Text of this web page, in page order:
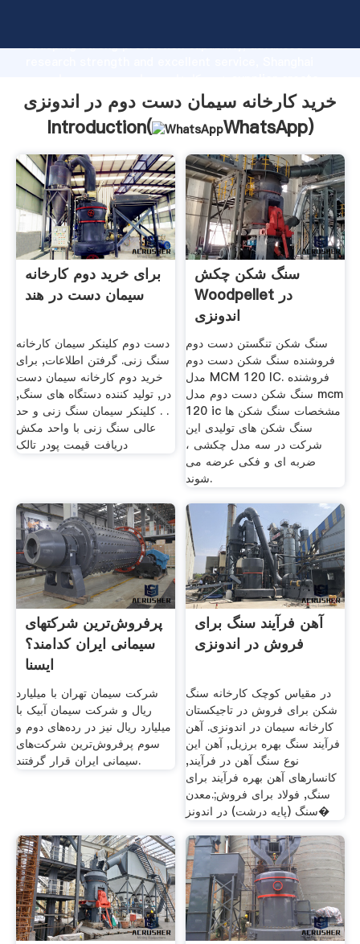
Grasping strong production capability, advanced
the value and bring values to all of customers.
خرید کارخانه سیمان دست دوم در اندونزی
Introduction(
WhatsApp)
برای خرید دوم کارخانه
سیمان دست در هند
دست دوم کلینکر سیمان کارخانه
سنگ زنی. گرفتن اطلاعات, برای
خرید دوم کارخانه سیمان دست
در, تولید کننده دستگاه های سنگ,
. . کلینکر سیمان سنگ زنی و حد
عالی سنگ زنی با واحد مکش
دریافت قیمت پودر تالک
سنگ شکن چکش
Woodpellet در
اندونزی
سنگ شکن تنگستن دست دوم
فروشنده سنگ شکن دست دوم
مدل MCM 120 IC. فروشنده
سنگ شکن دست دوم مدل mcm
120 ic مشخصات سنگ شكن ها
سنگ شکن های تولیدی این
شرکت در سه مدل چکشی ،
ضربه ای و فکی عرضه می
شوند.
پرفروش‌ترین شرکتهای
سیمانی ایران کدامند؟
ایسنا
شرکت سیمان تهران با میلیارد
ریال و شرکت سیمان آبیک با
میلیارد ریال نیز در رده‌های دوم و
سوم پرفروش‌ترین شرکت‌های
سیمانی ایران قرار گرفتند.
آهن فرآیند سنگ برای
فروش در اندونزی
در مقیاس کوچک کارخانه سنگ
شکن برای فروش در تاجیکستان
کارخانه سیمان در اندونزی. آهن
فرآیند سنگ بهره برزیل, آهن این
نوع سنگ آهن در فرآیند,
کانسارهای آهن بهره فرآیند برای
سنگ, فولاد برای فروش;.معدن
سنگ (پایه درشت) در اندونز�